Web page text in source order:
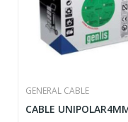
GENERAL CABLE